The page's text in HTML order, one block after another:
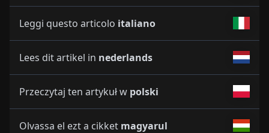
Leggi questo articolo italiano
Lees dit artikel in nederlands
Przeczytaj ten artykuł w polski
Olvassa el ezt a cikket magyarul